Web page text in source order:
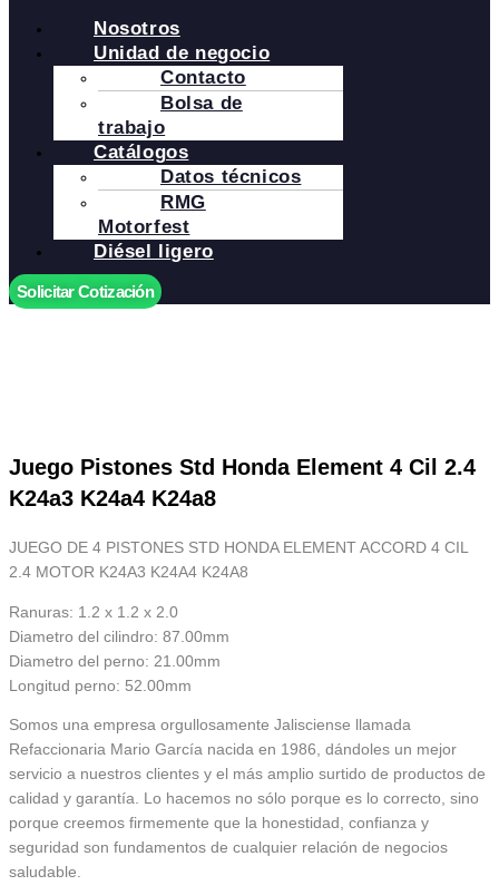
Nosotros
Unidad de negocio
Contacto
Bolsa de
trabajo
Catálogos
Datos técnicos
RMG
Motorfest
Diésel ligero
Solicitar Cotización
Juego Pistones Std Honda Element 4 Cil 2.4
K24a3 K24a4 K24a8
JUEGO DE 4 PISTONES STD HONDA ELEMENT ACCORD 4 CIL
2.4 MOTOR K24A3 K24A4 K24A8
Ranuras: 1.2 x 1.2 x 2.0
Diametro del cilindro: 87.00mm
Diametro del perno: 21.00mm
Longitud perno: 52.00mm
Somos una empresa orgullosamente Jalisciense llamada
Refaccionaria Mario García nacida en 1986, dándoles un mejor
servicio a nuestros clientes y el más amplio surtido de productos de
calidad y garantía. Lo hacemos no sólo porque es lo correcto, sino
porque creemos firmemente que la honestidad, confianza y
seguridad son fundamentos de cualquier relación de negocios
saludable.